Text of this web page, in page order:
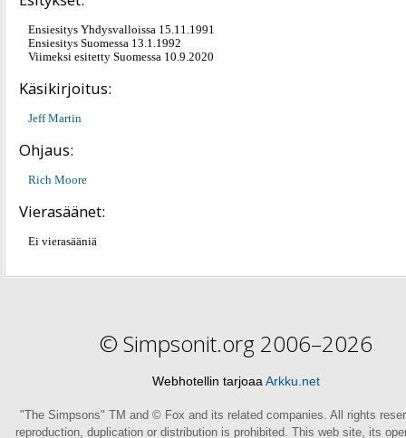
Ensiesitys Yhdysvalloissa 15.11.1991
Ensiesitys Suomessa 13.1.1992
Viimeksi esitetty Suomessa 10.9.2020
Käsikirjoitus:
Jeff Martin
Ohjaus:
Rich Moore
Vierasäänet:
Ei vierasääniä
© Simpsonit.org 2006–2026
Webhotellin tarjoaa Arkku.net
"The Simpsons" TM and © Fox and its related companies. All rights
reproduction, duplication or distribution is prohibited. This web site, its